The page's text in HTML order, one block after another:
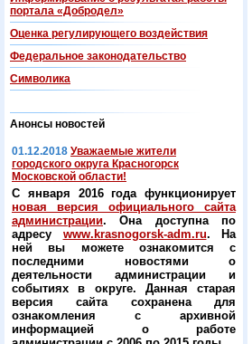
портала «Добродел»
Оценка регулирующего воздействия
Федеральнoe законодательство
Символика
Анонсы новостей
01.12.2018 Уважаемые жители
городского округа Красногорск
Московской области!
С января 2016 года функционирует
новая версия официального сайта
администрации. Она доступна по
адресу www.krasnogorsk-adm.ru. На
ней вы можете ознакомится с
последними новостями о
деятельности администрации и
событиях в округе. Данная старая
версия сайта сохранена для
ознакомления с архивной
информацией о работе